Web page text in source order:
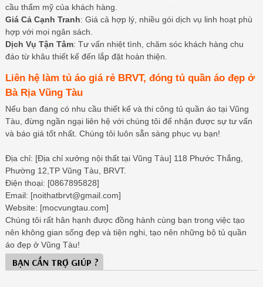
cầu thẩm mỹ của khách hàng.
Giá Cả Cạnh Tranh: Giá cả hợp lý, nhiều gói dịch vụ linh hoạt phù
hợp với mọi ngân sách.
Dịch Vụ Tận Tâm: Tư vấn nhiệt tình, chăm sóc khách hàng chu
đáo từ khâu thiết kế đến lắp đặt hoàn thiện.
Liên hệ làm tủ áo giá rẻ BRVT, đóng tủ quần áo đẹp ở
Bà Rịa Vũng Tàu
Nếu bạn đang có nhu cầu thiết kế và thi công tủ quần áo tại Vũng
Tàu, đừng ngần ngại liên hệ với chúng tôi để nhận được sự tư vấn
và báo giá tốt nhất. Chúng tôi luôn sẵn sàng phục vụ bạn!
Địa chỉ: [Địa chỉ xưởng nội thất tại Vũng Tàu] 118 Phước Thắng,
Phường 12,TP Vũng Tàu, BRVT.
Điện thoại: [0867895828]
Email: [noithatbrvt@gmail.com]
Website: [mocvungtau.com]
Chúng tôi rất hân hạnh được đồng hành cùng bạn trong việc tạo
nên không gian sống đẹp và tiện nghi, tạo nên những bộ tủ quần
áo đẹp ở Vũng Tàu!
BẠN CẦN TRỢ GIÚP ?